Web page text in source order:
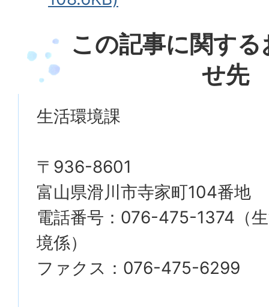
この記事に関す
せ先
生活環境課
〒936-8601
富山県滑川市寺家町104番地
電話番号：076-475-1374（
境係）
ファクス：076-475-6299